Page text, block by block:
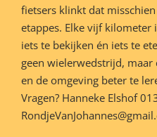
fietsers klinkt dat
etappes. Elke vijf kilometer
iets te bekijken én iets te
geen wielerwedstrijd,
en de omgeving beter te
Vragen? Hanneke Elshof